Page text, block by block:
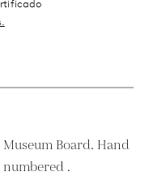
Board. Hand
.